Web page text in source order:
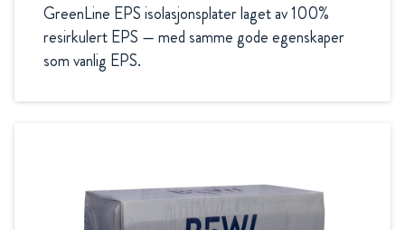
GreenLine EPS isolasjonsplater laget av 100%
resirkulert EPS — med samme gode egenskaper
som vanlig EPS.